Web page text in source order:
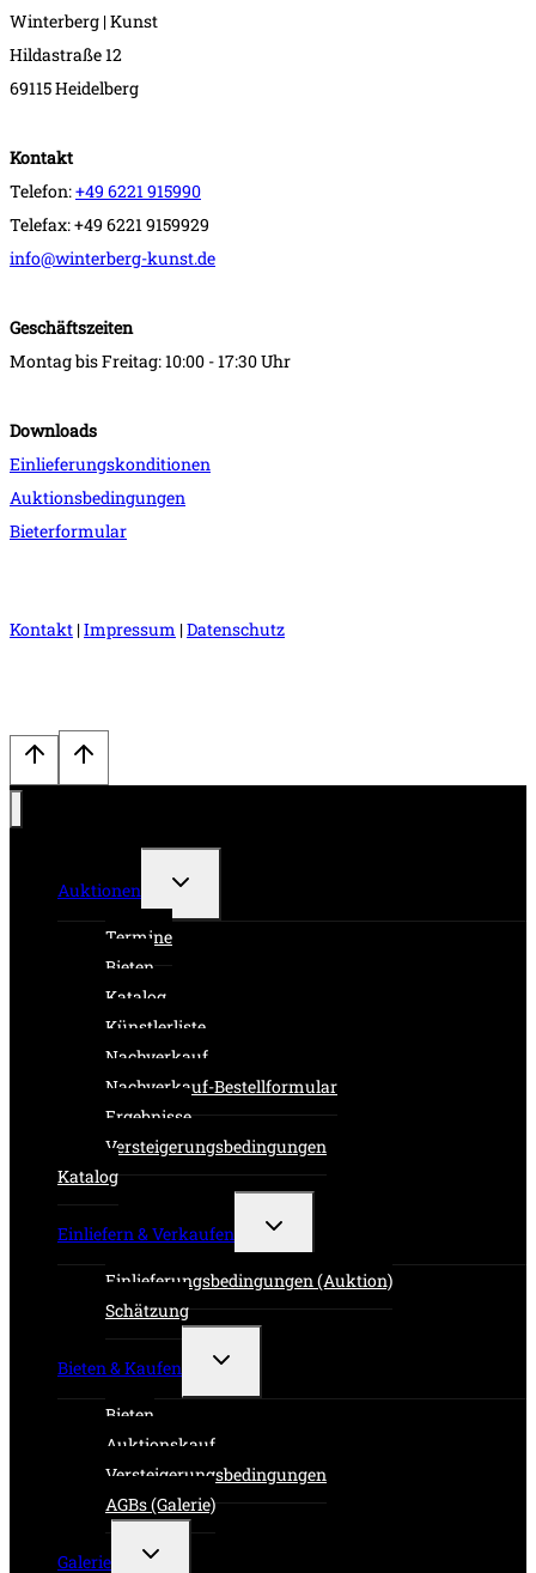
Winterberg | Kunst
Hildastraße 12
69115 Heidelberg
Kontakt
Telefon:+49 6221 915990
Telefax: +49 6221 9159929
info@winterberg-kunst.de
Geschäftszeiten
Montag bis Freitag: 10:00 - 17:30 Uhr
Downloads
Einlieferungskonditionen
Auktionsbedingungen
Bieterformular
Kontakt |Impressum |Datenschutz
Auktionen
Untermenü
Termine
Bieten
Katalog
Künstlerliste
Nachverkauf
Nachverkauf-Bestellformular
Ergebnisse
Versteigerungsbedingungen
Katalog
Einliefern & Verkaufen
Untermenü
Einlieferungsbedingungen (Auktion)
Schätzung
Bieten & Kaufen
Untermenü
Bieten
Auktionskauf
Versteigerungsbedingungen
AGBs (Galerie)
Galerie
Untermenü